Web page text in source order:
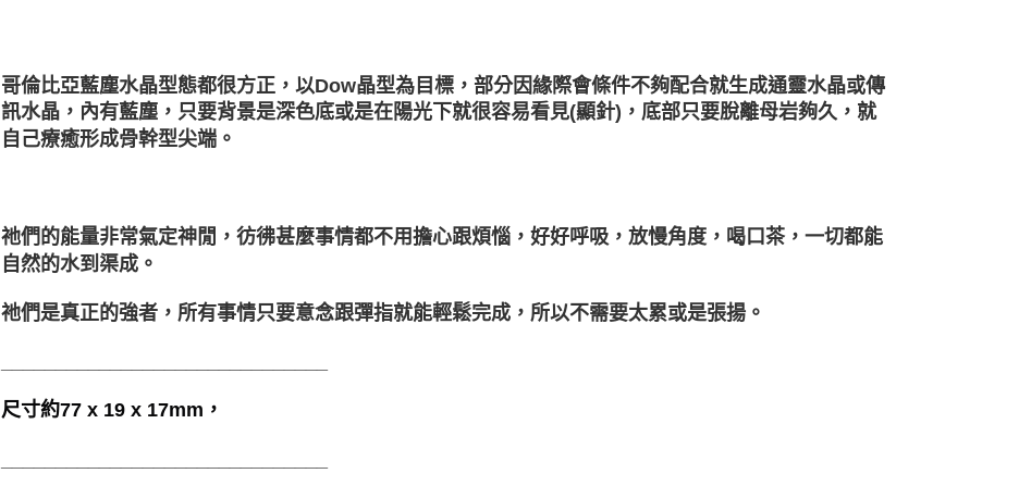
哥倫比亞藍塵水晶型態都很方正，以Dow晶型為目標，部分因緣際會條件不夠配合就生成通靈水晶或傳
訊水晶，內有藍塵，只要背景是深色底或是在陽光下就很容易看見(顯針)，底部只要脫離母岩夠久，就
自己療癒形成骨幹型尖端。
祂們的能量非常氣定神閒，彷彿甚麼事情都不用擔心跟煩惱，好好呼吸，放慢角度，喝口茶，一切都能
自然的水到渠成。
祂們是真正的強者，所有事情只要意念跟彈指就能輕鬆完成，所以不需要太累或是張揚。
尺寸約77 x 19 x 17mm，